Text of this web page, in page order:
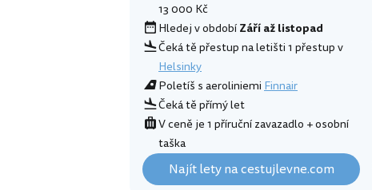
13 000 Kč
Hledej v obdobíZáří až listopad
Čeká tě přestup na letišti 1 přestup v
Helsinky
Poletíš s aeroliniemiFinnair
Čeká tě přímý let
V ceně je 1 příruční zavazadlo + osobní
taška
Najít lety na cestujlevne.com